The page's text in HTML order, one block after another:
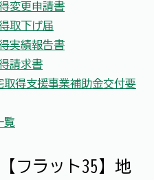
変更申請書
取下げ届
実績報告書
請求書
得支援事業補助金交付要
覧
フラット35】地